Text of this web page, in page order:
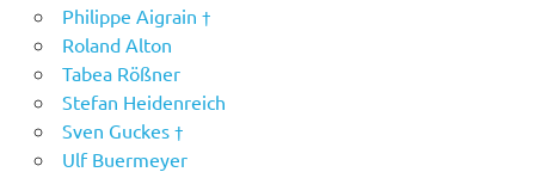
Philippe Aigrain †
Roland Alton
Tabea Rößner
Stefan Heidenreich
Sven Guckes †
Ulf Buermeyer